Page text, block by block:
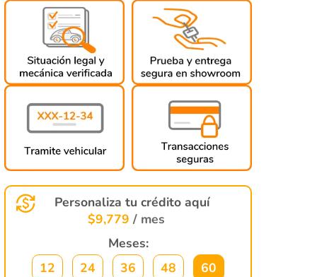
Personaliza tu crédito aquí
$9,779 / mes
Meses:
12
24 36 48
60